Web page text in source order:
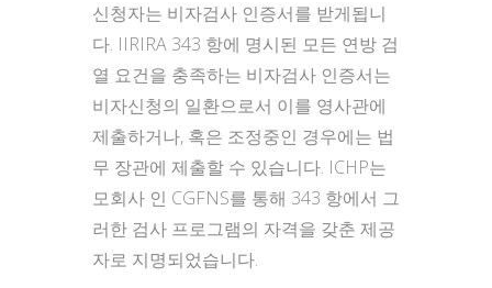
신청자는 비자검사 인증서를 받게됩니
다. IIRIRA 343 항에 명시된 모든 연방 검
열 요건을 충족하는 비자검사 인증서는
비자신청의 일환으로서 이를 영사관에
제출하거나, 혹은 조정중인 경우에는 법
무 장관에 제출할 수 있습니다. ICHP는
모회사 인 CGFNS를 통해 343 항에서 그
러한 검사 프로그램의 자격을 갖춘 제공
자로 지명되었습니다.